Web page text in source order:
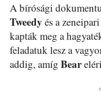
A bírósági
Tweedy és a
kapták meg a
feladatuk lesz a
addig, amíg Bear